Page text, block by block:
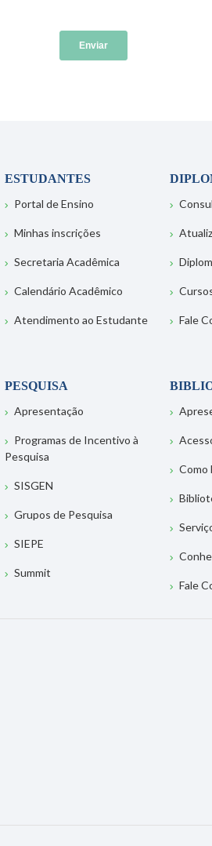
ESTUDANTES
Portal de Ensino
Minhas inscrições
Secretaria Acadêmica
Calendário Acadêmico
Atendimento ao Estudante Fale
PESQUISA
Apresentação
Programas de Incentivo à
Pesquisa
SISGEN
Grupos de Pesquisa
SIEPE
Summit
Como
Fale